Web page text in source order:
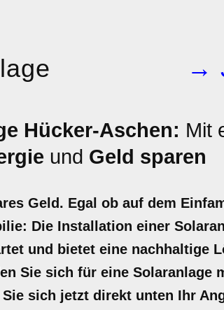
→
Hücker-Aschen: Mit
und Geld sparen
Geld. Egal ob auf dem
Die Installation einer
und bietet eine nachhaltige
Sie sich für eine Solaranlage
sich jetzt direkt unten Ihr